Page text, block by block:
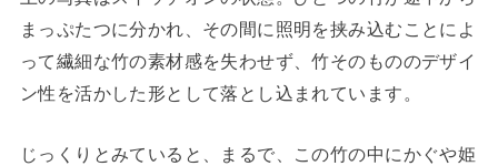
まっぷたつに分かれ、その間に照明を挟み込むことによ
って繊細な竹の素材感を失わせず、竹そのもののデザイ
ン性を活かした形として落とし込まれています。
じっくりとみていると、まるで、この竹の中にかぐや姫